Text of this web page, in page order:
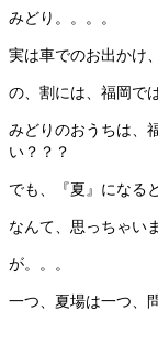
みどり。。。。
実は車でのお出かけ
の、割には、福岡で
みどりのおうちは、
い？？？
でも、『夏』になる
なんて、思っちゃい
が。。。
一つ、夏場は一つ、